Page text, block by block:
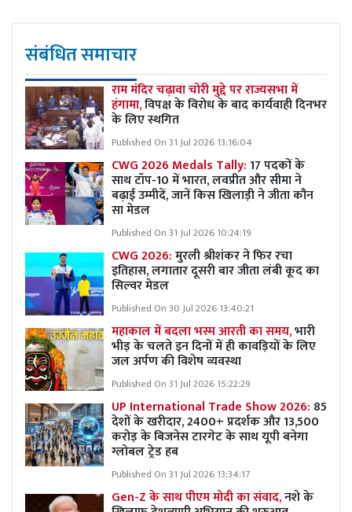
संबंधित समाचार
राम मंदिर चढ़ावा चोरी मुद्दे पर राज्यसभा में
हंगामा,विपक्ष के विरोध के बाद कार्यवाही दिनभर
के लिए स्थगित
Published On 31 Jul 2026 13:16:04
CWG 2026 Medals Tally:17 पदकों के
साथ टॉप-10 में भारत, लवप्रीत और सीमा ने
बढ़ाई उम्मीदें, जानें किस खिलाड़ी ने जीता कौन
सा मेडल
Published On 31 Jul 2026 10:24:19
CWG 2026:मुरली श्रीशंकर ने फिर रचा
इतिहास, लगातार दूसरी बार जीता लंबी कूद का
सिल्वर मेडल
Published On 30 Jul 2026 13:40:21
महाकाल में बदला भस्म आरती का समय,भारी
भीड़ के चलते इन दिनों में ही कावड़ियों के लिए
जल अर्पण की विशेष व्यवस्था
Published On 31 Jul 2026 15:22:29
UP International Trade Show 2026: 85
देशों के खरीदार, 2400+ प्रदर्शक और 13,500
करोड़ के बिजनेस टारगेट के साथ यूपी बनेगा
ग्लोबल ट्रेड हब
Published On 31 Jul 2026 13:34:17
Gen-Z के साथ पीएम मोदी का संवाद,नशे के